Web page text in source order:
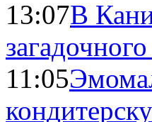
13:07В
11:05